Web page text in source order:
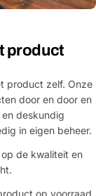
product
product zelf. Onze
door en door en
deskundig
in eigen beheer.
de kwaliteit en
op voorraad,